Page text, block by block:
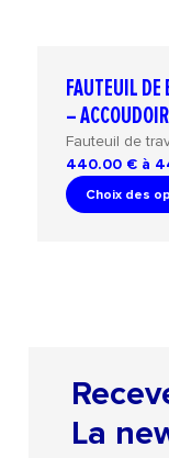
FAUTEUIL
–
Fauteuil de
440.00 € à
Choix des
La